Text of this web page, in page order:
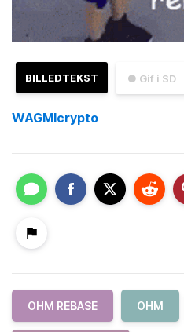
● Gif i SD
BILLEDTEKST
WAGMIcrypto
OHM REBASE OHM